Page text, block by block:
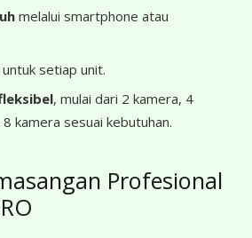
melalui smartphone atau
untuk setiap unit.
, mulai dari 2 kamera, 4
kamera sesuai kebutuhan.
Profesional